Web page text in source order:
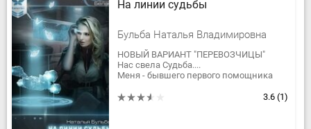
На линии судьбы
Бульба Наталья Владимировна
НОВЫЙ ВАРИАНТ "ПЕРЕВОЗЧИЦЫ"
Нас свела Судьба....
Меня - бывшего первого помощника
крейсера, вылетевшего со службы с
3.6 (1)